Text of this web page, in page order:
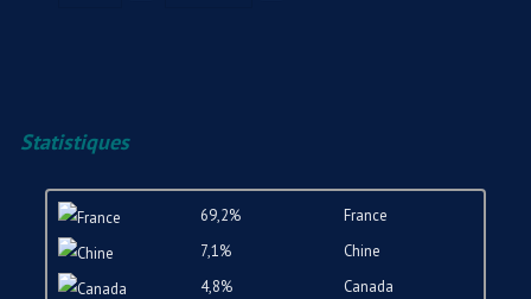
Statistiques
69,2%
France
7,1%
Chine
4,8%
Canada